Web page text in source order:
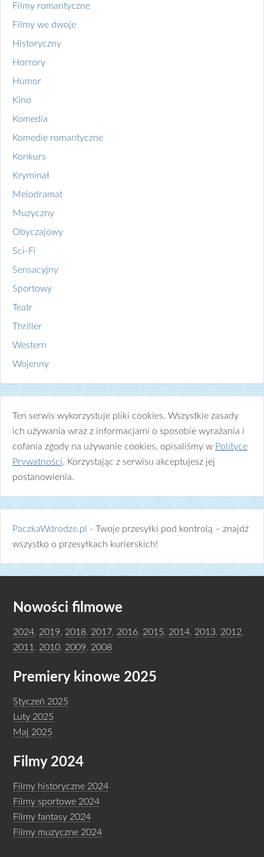
Filmy romantyczne
Filmy we dwoje
Historyczny
Horrory
Humor
Kino
Komedia
Komedie romantyczne
Konkurs
Kryminał
Melodramat
Muzyczny
Obyczajowy
Sci-Fi
Sensacyjny
Sportowy
Teatr
Thriller
Western
Wojenny
Ten serwis wykorzystuje pliki cookies. Wszystkie zasady
ich używania wraz z informacjami o sposobie wyrażania i
cofania zgody na używanie cookies, opisaliśmy w Polityce
Prywatności. Korzystając z serwisu akceptujesz jej
postanowienia.
PaczkaWdrodze.pl
- Twoje przesyłki pod kontrolą – znajdź
wszystko o przesyłkach kurierskich!
Nowości filmowe
2024 2019 2018 2017 2016 2015 2014 2013 2012
2011
2010 2009 2008
Premiery kinowe 2025
Styczeń 2025
Luty 2025
Maj 2025
Filmy 2024
Filmy historyczne 2024
Filmy sportowe 2024
Filmy fantasy 2024
Filmy muzyczne 2024